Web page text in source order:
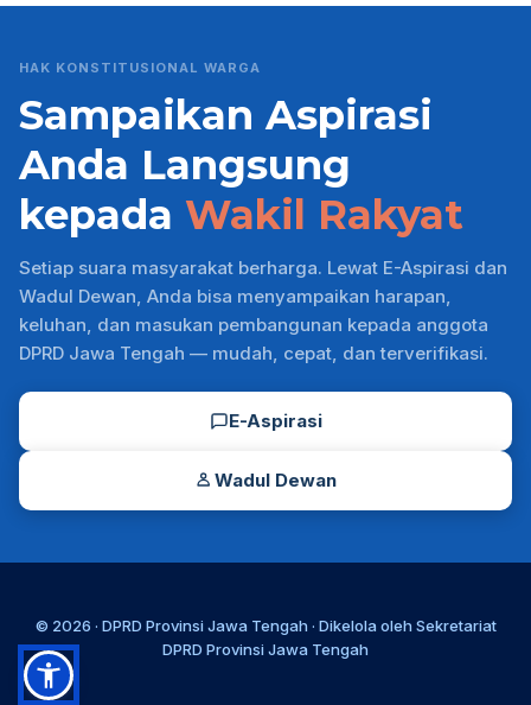
HAK KONSTITUSIONAL WARGA
Sampaikan Aspirasi
Anda Langsung
kepada Wakil Rakyat
Setiap suara masyarakat berharga. Lewat E-Aspirasi dan
Wadul Dewan, Anda bisa menyampaikan harapan,
keluhan, dan masukan pembangunan kepada anggota
DPRD Jawa Tengah — mudah, cepat, dan terverifikasi.
E-Aspirasi
Wadul Dewan
© 2026 · DPRD Provinsi Jawa Tengah · Dikelola oleh Sekretariat
DPRD Provinsi Jawa Tengah